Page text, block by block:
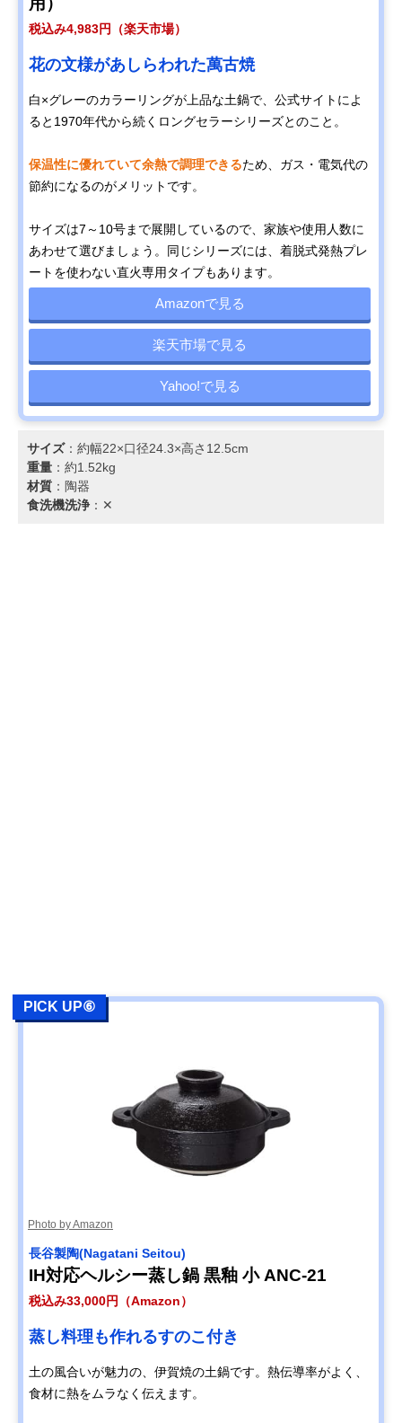
税込み4,983円（楽天市場）
花の文様があしらわれた萬古焼
白×グレーのカラーリングが上品な土鍋で、公式サイトによ
ると1970年代から続くロングセラーシリーズとのこと。
保温性に優れていて余熱で調理できるため、ガス・電気代の
節約になるのがメリットです。
サイズは7～10号まで展開しているので、家族や使用人数に
あわせて選びましょう。同じシリーズには、着脱式発熱プレ
ートを使わない直火専用タイプもあります。
Amazonで見る
楽天市場で見る
Yahoo!で見る
サイズ：約幅22×口径24.3×高さ12.5cm
重量 ：約1.52kg
材質 ：陶器
食洗機洗浄 ：✕
PICK UP⑥
Photo by Amazon
長谷製陶(Nagatani Seitou)
IH対応ヘルシー蒸し鍋 黒釉 小 ANC-21
税込み33,000円（Amazon）
蒸し料理も作れるすのこ付き
土の風合いが魅力の、伊賀焼の土鍋です。熱伝導率がよく、
食材に熱をムラなく伝えます。